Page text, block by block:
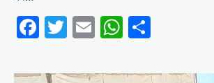
Facebook
Twitter
EmailWhatsApp